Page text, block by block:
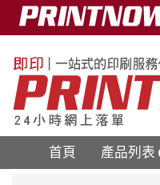
首頁 產品列表